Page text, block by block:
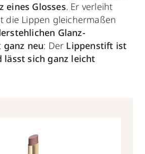
eines Glosses. Er verleiht
die Lippen gleichermaßen
Glanz-
ganz neu: Der Lippenstift ist
lässt sich ganz leicht